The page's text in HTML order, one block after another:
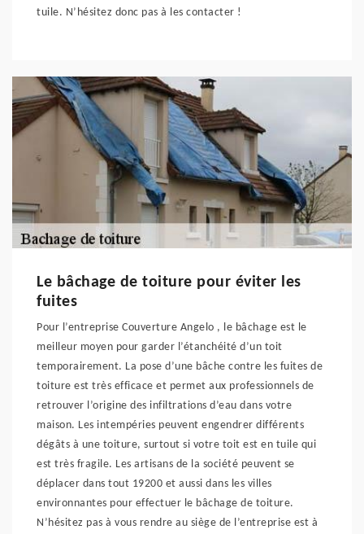
tuile. N’hésitez donc pas à les contacter !
Le bâchage de toiture pour éviter les
fuites
Pour l’entreprise Couverture Angelo , le bâchage est le
meilleur moyen pour garder l’étanchéité d’un toit
temporairement. La pose d’une bâche contre les fuites de
toiture est très efficace et permet aux professionnels de
retrouver l’origine des infiltrations d’eau dans votre
maison. Les intempéries peuvent engendrer différents
dégâts à une toiture, surtout si votre toit est en tuile qui
est très fragile. Les artisans de la société peuvent se
déplacer dans tout 19200 et aussi dans les villes
environnantes pour effectuer le bâchage de toiture.
N’hésitez pas à vous rendre au siège de l’entreprise est à